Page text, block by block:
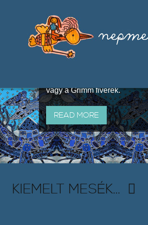
útján terjedő elbeszélésekből,
melyeket olyan ismert gyűjtők
állítottak össze, mint Benedek
vagy a Grimm fivérek.
READ MORE
KIEMELT MESÉK...